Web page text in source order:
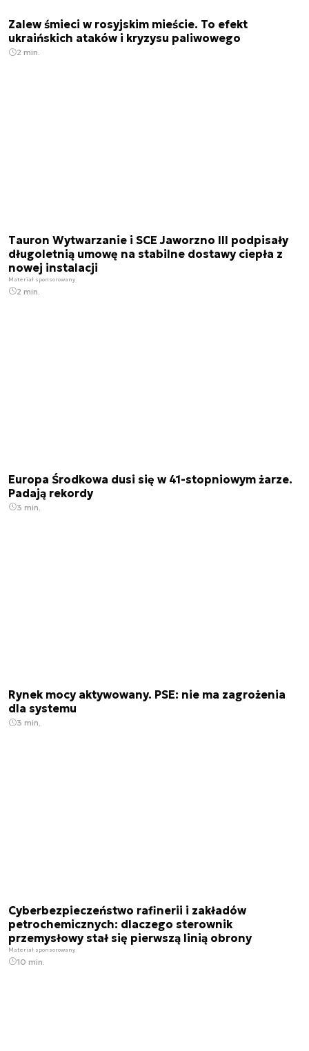
Zalew śmieci w rosyjskim mieście. To efekt
ukraińskich ataków i kryzysu paliwowego
2 min.
Tauron Wytwarzanie i SCE Jaworzno III podpisały
długoletnią umowę na stabilne dostawy ciepła z
nowej instalacji
Materiał sponsorowany
2 min.
Europa Środkowa dusi się w 41-stopniowym żarze.
Padają rekordy
3 min.
Rynek mocy aktywowany. PSE: nie ma zagrożenia
dla systemu
3 min.
Cyberbezpieczeństwo rafinerii i zakładów
petrochemicznych: dlaczego sterownik
przemysłowy stał się pierwszą linią obrony
Materiał sponsorowany
10 min.